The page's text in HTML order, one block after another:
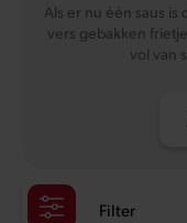
Als er nu één saus
vers gebakken
vol van
Filter